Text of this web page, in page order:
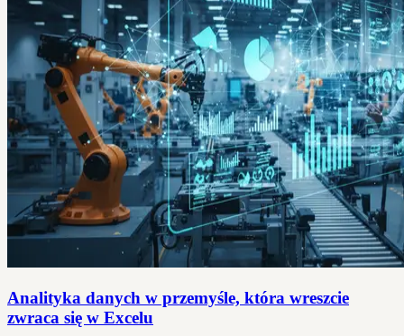
Analityka danych w przemyśle, która wreszcie
zwraca się w Excelu